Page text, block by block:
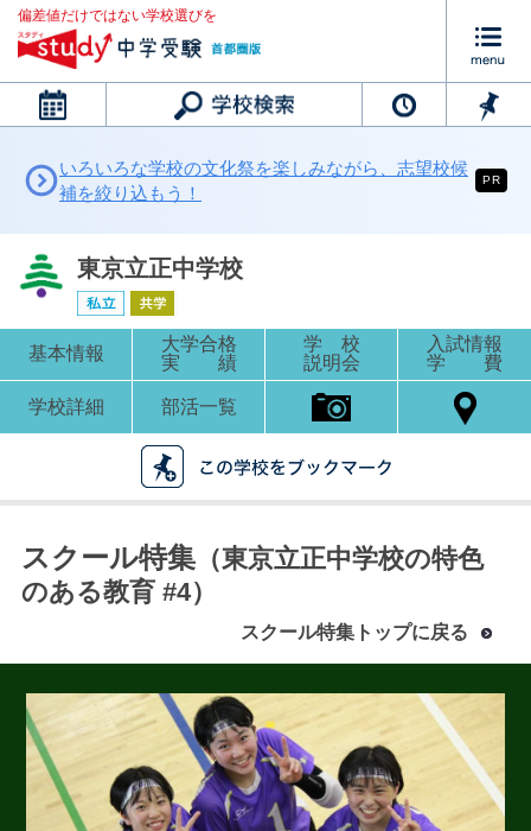
偏差値だけではない学校選びを
カレンダー
最近見た学校
東京立正中学校
ブックマークした学校
いろいろな学校の文化祭を楽しみながら、志望校候
補を絞り込もう！
PR
東京立正中学校
基本情報
大学合格
実 績
学 校
説明会
入試情報
学 費
学校詳細 部活一覧
スクール特集（東京立正中学校の特色
のある教育 #4）
スクール特集トップに戻る